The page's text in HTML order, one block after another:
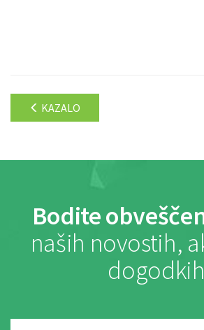
KAZALO
Bodite
naših novostih,
dogodkih